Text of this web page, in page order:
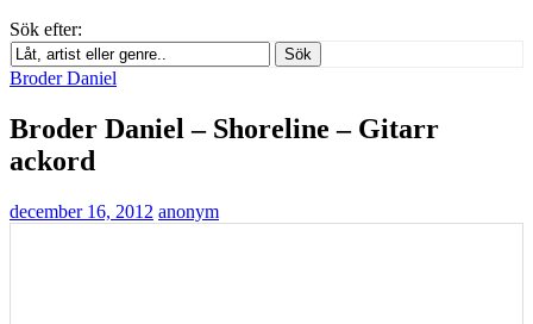
Sök efter:
Sök
Broder Daniel
Broder Daniel – Shoreline – Gitarr
ackord
december 16, 2012 anonym